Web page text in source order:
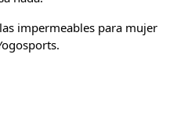
impermeables para mujer